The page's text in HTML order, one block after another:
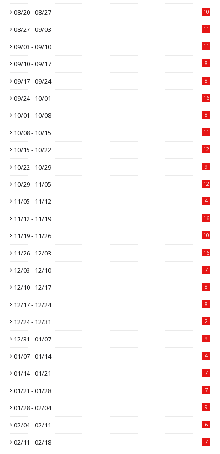
08/20 - 08/27 10
08/27 - 09/03 11
09/03 - 09/10 11
09/10 - 09/17 8
09/17 - 09/24 8
09/24 - 10/01 16
10/01 - 10/08 8
10/08 - 10/15 11
10/15 - 10/22 12
10/22 - 10/29 9
10/29 - 11/05 12
11/05 - 11/12 4
11/12 - 11/19 16
11/19 - 11/26 10
11/26 - 12/03 16
12/03 - 12/10 7
12/10 - 12/17 8
12/17 - 12/24 8
12/24 - 12/31 2
12/31 - 01/07 9
01/07 - 01/14 4
01/14 - 01/21 7
01/21 - 01/28 7
01/28 - 02/04 9
02/04 - 02/11 6
02/11 - 02/18 7